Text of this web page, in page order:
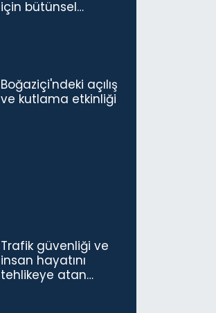
için bütünsel
Boğaziçi'ndeki açılış
ve kutlama etkinliği
Trafik güvenliği ve
insan hayatını
tehlikeye atan